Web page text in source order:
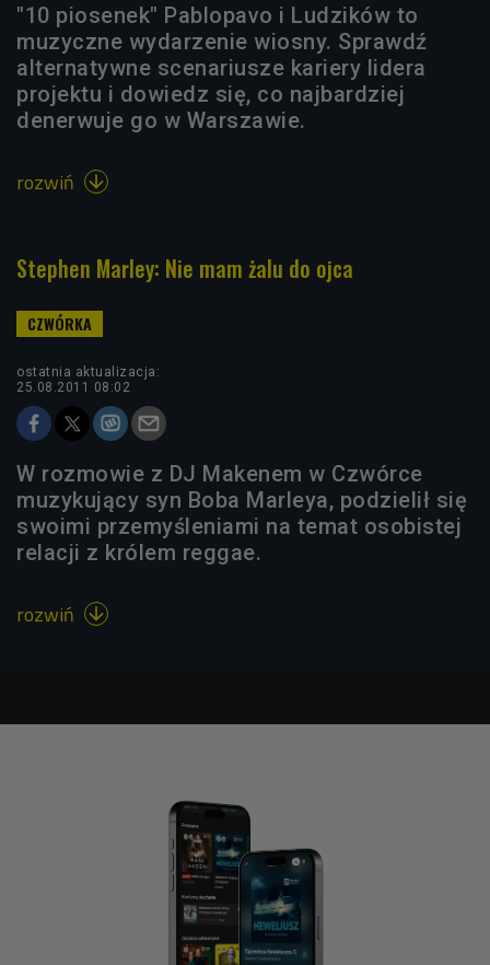
"10 piosenek" Pablopavo i Ludzików to
muzyczne wydarzenie wiosny. Sprawdź
alternatywne scenariusze kariery lidera
projektu i dowiedz się, co najbardziej
denerwuje go w Warszawie.
rozwiń 
Stephen Marley: Nie mam żalu do ojca
ostatnia aktualizacja:
25.08.2011 08:02
W rozmowie z DJ Makenem w Czwórce
muzykujący syn Boba Marleya, podzielił się
swoimi przemyśleniami na temat osobistej
relacji z królem reggae.
rozwiń 